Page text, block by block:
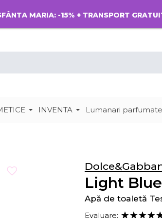
MARIA: -15% + TRANSPORT
INVENTA Lumanari parfumate
Light Blue
Apă de toaletă
Evaluare: